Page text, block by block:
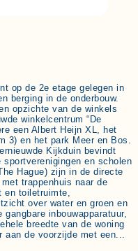
op de 2e etage gelegen in
berging in de onderbouw.
opzichte van de winkels
winkelcentrum “De
een Albert Heijn XL, het
3) en het park Meer en Bos.
Kijkduin bevindt
en scholen
Hague) zijn in de directe
trappenhuis naar de
en toiletruimte,
over water en groen en
inbouwapparatuur,
breedte van de woning
aan de voorzijde met een...